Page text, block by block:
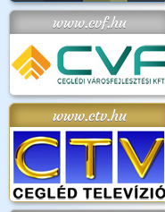
www.cvf.hu
www.ctv.hu